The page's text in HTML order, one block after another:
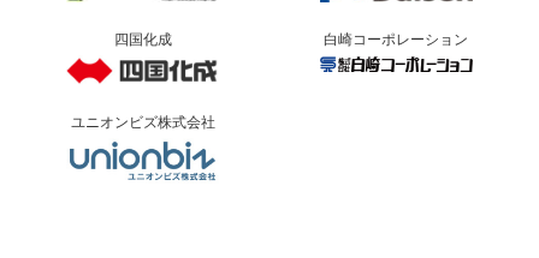
四国化成 白崎コーポレーション
ユニオンビズ株式会社